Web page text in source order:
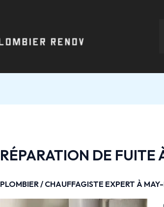
RÉPARATION DE
PLOMBIER / CHAUFFAGISTE EXPERT À